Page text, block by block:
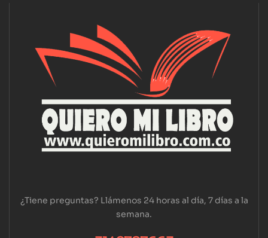
¿Tiene preguntas? Llámenos 24 horas al día, 7 días a la
semana.